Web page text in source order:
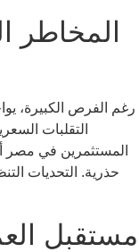
المخاطر
رغم الفرص الكبيرة،
التقلبات
المستثمرين في مصر
حذرية. التحديات
مستقبل